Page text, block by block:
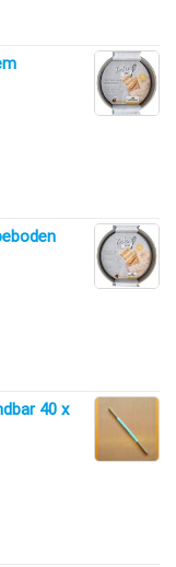
40 x